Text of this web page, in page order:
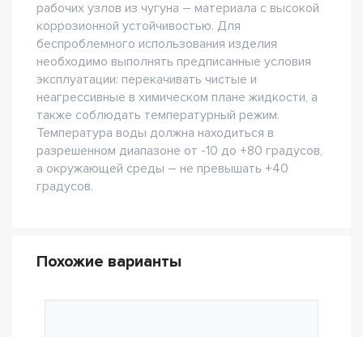
рабочих узлов из чугуна – материала с высокой
коррозионной устойчивостью. Для
беспроблемного использования изделия
необходимо выполнять предписанные условия
эксплуатации: перекачивать чистые и
неагрессивные в химическом плане жидкости, а
также соблюдать температурный режим.
Температура воды должна находиться в
разрешенном диапазоне от -10 до +80 градусов,
а окружающей среды – не превышать +40
градусов.
Похожие варианты